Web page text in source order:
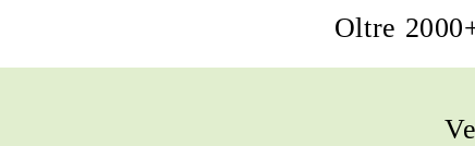
Oltre